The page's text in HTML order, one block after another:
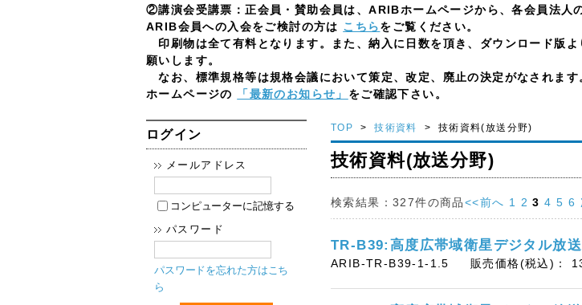
②講演会受講票：正会員・賛助会員は、ARIBホームページから、各会員法人
ARIB会員への入会をご検討の方は こちらをご覧ください。
印刷物は全て有料となります。また、納入に日数を頂き、ダウンロード版
願いします。
なお、標準規格等は規格会議において策定、改定、廃止の決定がなされま
ホームページの
「最新のお知らせ」 をご確認下さい。
ログイン
メールアドレス
コンピューターに記憶する
パスワード
パスワードを忘れた方はこち
ら
TOP >技術資料 > 技術資料(放送分野)
技術資料(放送分野)
検索結果： 327件の商品<<前へ 1 2 3 4 5 6
TR-B39:高度広帯域衛星デジタル放
ARIB-TR-B39-1-1.5 販売価格(税込)：